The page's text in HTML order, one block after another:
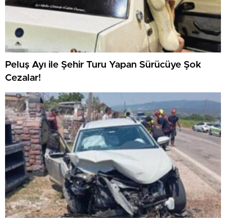
Peluş Ayı ile Şehir Turu Yapan Sürücüye Şok
Cezalar!